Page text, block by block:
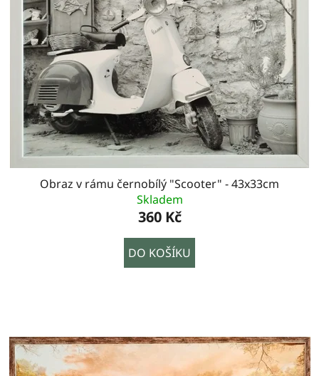
Obraz v rámu černobílý "Scooter" - 43x33cm
Skladem
360 Kč
DO KOŠÍKU